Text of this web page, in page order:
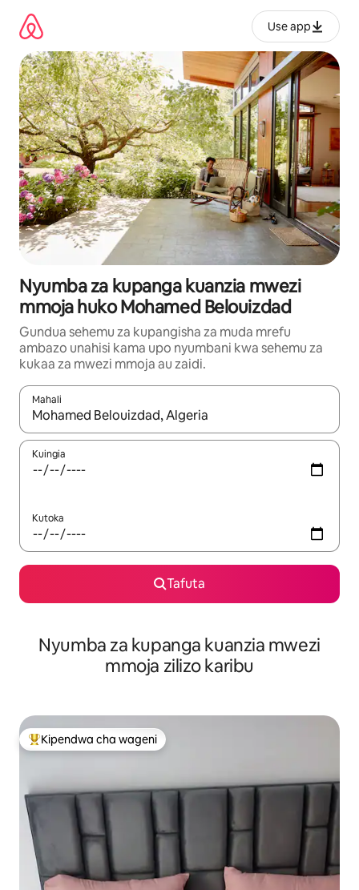
kwenda
kwenye
maudhui
Use app
Nyumba za kupanga kuanzia mwezi
mmoja huko Mohamed Belouizdad
Gundua sehemu za kupangisha za muda mrefu
ambazo unahisi kama upo nyumbani kwa sehemu za
kukaa za mwezi mmoja au zaidi.
Mahali
Wakati matokeo yanapatikana, vinjari kwa kutumia vitufe vya
Kuingia
Kutoka
Tafuta
Nyumba za kupanga kuanzia mwezi
mmoja zilizo karibu
Kipendwa maarufu cha wageni
Kipendwa cha wageni